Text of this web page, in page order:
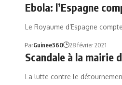
Ebola: l’Espagne
Le Royaume d’Espagne
ParGuinee360 28 février 2021
Scandale à la mairie
La lutte contre le